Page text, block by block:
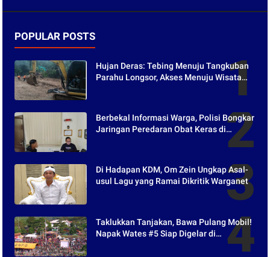
POPULAR POSTS
Hujan Deras: Tebing Menuju Tangkuban
Parahu Longsor, Akses Menuju Wisata
Berbekal Informasi Warga, Polisi Bongkar
Jaringan Peredaran Obat Keras di
Di Hadapan KDM, Om Zein Ungkap Asal-
usul Lagu yang Ramai Dikritik Warganet
Taklukkan Tanjakan, Bawa Pulang Mobil!
Napak Wates #5 Siap Digelar di